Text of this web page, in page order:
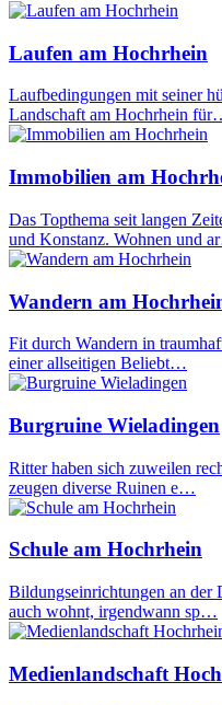
Laufen am Hochrhein
Laufbedingungen mit seiner
Landschaft am Hochrhein
Immobilien am
Das Topthema seit langen
und Konstanz. Wohnen und
Wandern am
Fit durch Wandern in
einer allseitigen Beliebt…
Burgruine Wieladingen
Ritter haben sich zuweilen
zeugen diverse Ruinen e…
Schule am Hochrhein
Bildungseinrichtungen an der
auch wohnt, irgendwann sp…
Medienlandschaft